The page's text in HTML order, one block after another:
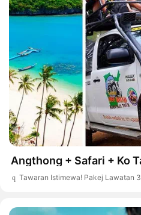
Angthong + Safari + Ko
Tawaran Istimewa! Pakej Lawatan